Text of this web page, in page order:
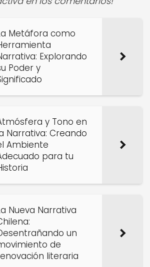
Metáfora como
Explorando
Poder y
y Tono en
Narrativa: Creando
Ambiente
para tu
Nueva Narrativa
un
de
literaria